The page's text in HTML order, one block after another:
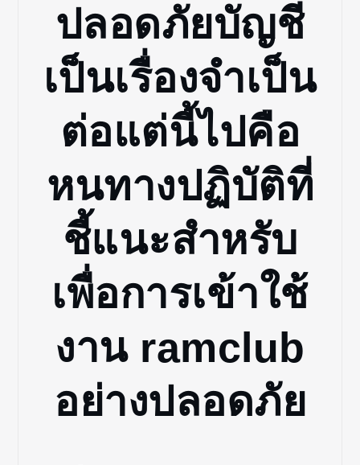
ปลอดภัยบัญชี
เป็นเรื่องจำเป็น
ต่อแต่นี้ไปคือ
หนทางปฏิบัติที่
ชี้แนะสำหรับ
เพื่อการเข้าใช้
งาน ramclub
อย่างปลอดภัย